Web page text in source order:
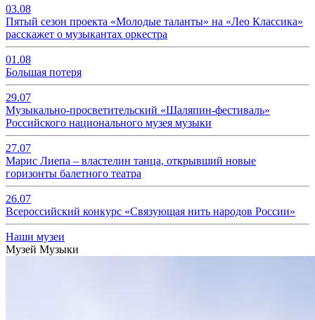
03.08
Пятый сезон проекта «Молодые таланты» на «Лео Классика»
расскажет о музыкантах оркестра
01.08
Большая потеря
29.07
Музыкально-просветительский «Шаляпин-фестиваль»
Российского национального музея музыки
27.07
Марис Лиепа – властелин танца, открывший новые
горизонты балетного театра
26.07
Всероссийский конкурс «Связующая нить народов России»
Наши музеи
Музей Музыки